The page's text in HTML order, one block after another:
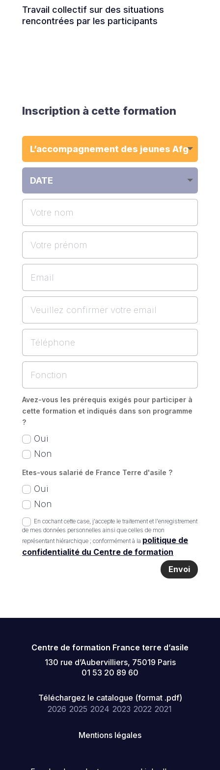
Travail collectif sur des situations
rencontrées par les participants
Inscription à cette formation
Avez-vous les prérequis exigés pour participer à
cette formation et indiqués dans son programme
?
Oui
Non
Etes-vous salarié de France Terre d'asile ?
Oui
Non
En cochant cette case, j'accepte le traitement et l'enregistrement
de mes données personnelles ainsi que celles de mon
représentant hiérarchique ; conformément à la politique de
confidentialité du Centre de formation
Envoi
Centre de formation France terre d’asile
130 rue d’Aubervilliers, 75019 Paris
01 53 20 89 60
Téléchargez le catalogue (format .pdf)
2026 2025 2024 2023 2022 2021
Mentions légales